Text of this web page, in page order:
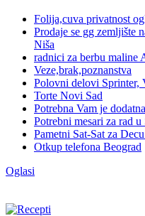
Folija,cuva privatnost
Prodaje se gg zemljište
Niša
radnici za berbu maline
Veze,brak,poznanstva
Polovni delovi
Torte Novi Sad
Potrebna Vam je
Potrebni mesari za rad
Pametni Sat-Sat za
Otkup telefona Beograd
Oglasi